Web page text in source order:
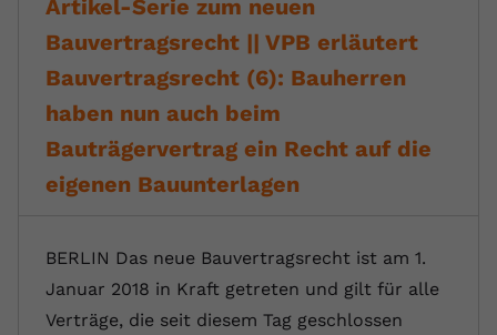
Artikel-Serie zum neuen
Bauvertragsrecht || VPB erläutert
Bauvertragsrecht (6): Bauherren
haben nun auch beim
Bauträgervertrag ein Recht auf die
eigenen Bauunterlagen
BERLIN Das neue Bauvertragsrecht ist am 1.
Januar 2018 in Kraft getreten und gilt für alle
Verträge, die seit diesem Tag geschlossen